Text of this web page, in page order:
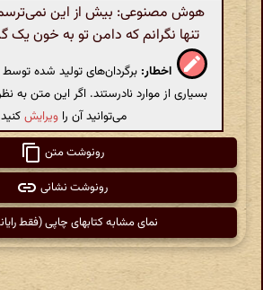
هوش مصنوعی: بیش از این
تنها نگرانم که دامن تو به خون یک
اخطار: برگردان‌های تولید شده
بسیاری از موارد نادرستند. اگر این متن به
می‌توانید آن را ویرایش
رونوشت متن
رونوشت نشانی
نمای مشابه کتابهای چاپی (فقط